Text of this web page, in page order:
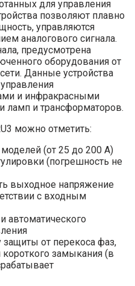
для управления
позволяют плавно
управляются
аналогового сигнала.
предусмотрена
оборудования от
Данные устройства
и инфракрасными
ламп и трансформаторов.
можно отметить:
(от 25 до 200 А)
(погрешность не
выходное напряжение
с входным
автоматического
от перекоса фаз,
замыкания (в